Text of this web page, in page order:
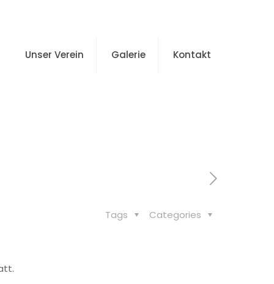
Unser Verein Galerie Kontakt
Categories
Tags